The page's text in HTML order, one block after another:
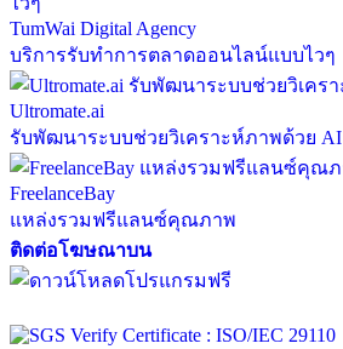
TumWai Digital Agency
บริการรับทำการตลาดออนไลน์แบบไวๆ
Ultromate.ai
รับพัฒนาระบบช่วยวิเคราะห์ภาพด้วย AI
FreelanceBay
แหล่งรวมฟรีแลนซ์คุณภาพ
ติดต่อโฆษณาบน